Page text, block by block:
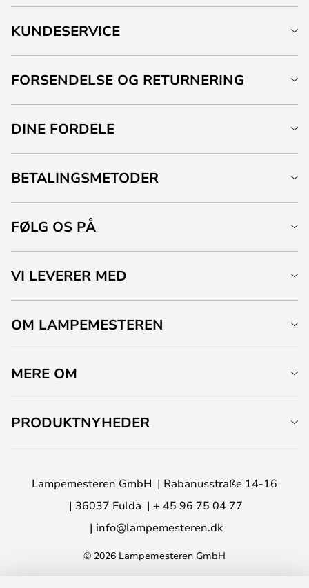
KUNDESERVICE
FORSENDELSE OG RETURNERING
DINE FORDELE
BETALINGSMETODER
FØLG OS PÅ
VI LEVERER MED
OM LAMPEMESTEREN
MERE OM
PRODUKTNYHEDER
Lampemesteren GmbH
Rabanusstraße 14-16
36037 Fulda
+ 45 96 75 04 77
info@lampemesteren.dk
© 2026 Lampemesteren GmbH